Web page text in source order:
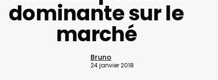
dominante sur le
marché
Bruno
24 janvier 2018